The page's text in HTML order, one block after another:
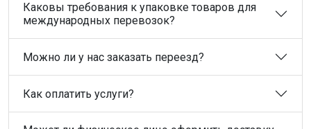
Каковы требования к упаковке товаров для
международных перевозок?
Можно ли у нас заказать переезд?
Как оплатить услуги?